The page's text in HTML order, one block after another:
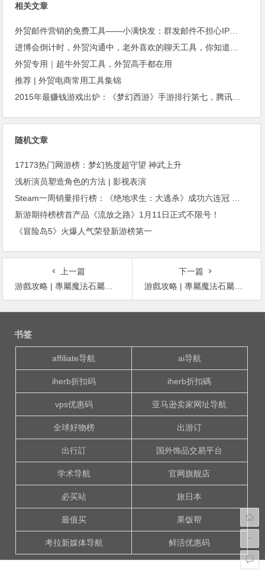
相关文章
外贸专用｜超牛外贸工具，外贸高手都在用
推荐 | 外贸电商常用工具集锦
随机文章
17173热门网游榜：梦幻热度超守望 神武上升
浅析演员塑造角色的方法 | 影视表演
新游期待榜榜首产品《流放之路》1月11日正式不限号！
《冒险岛5》火爆人气荣登新游榜第一
上一篇
游戲攻略 | 專屬魔法石屬性與獲得方法（1）
下一篇
游戲攻略 | 專屬魔法石屬性與獲得方法（2）
文
书签
affiliate导航 ai导航
iherb折扣码 iherb折扣碼
vps优惠码 亚马逊卖家网址导航
全球好物榜 出游订
出行訂 国外饰品交易平台
学术导航 官网旗舰店
必买站 旅日本
最值买 果饭帮
考拉新媒体导航 鲜活优惠码